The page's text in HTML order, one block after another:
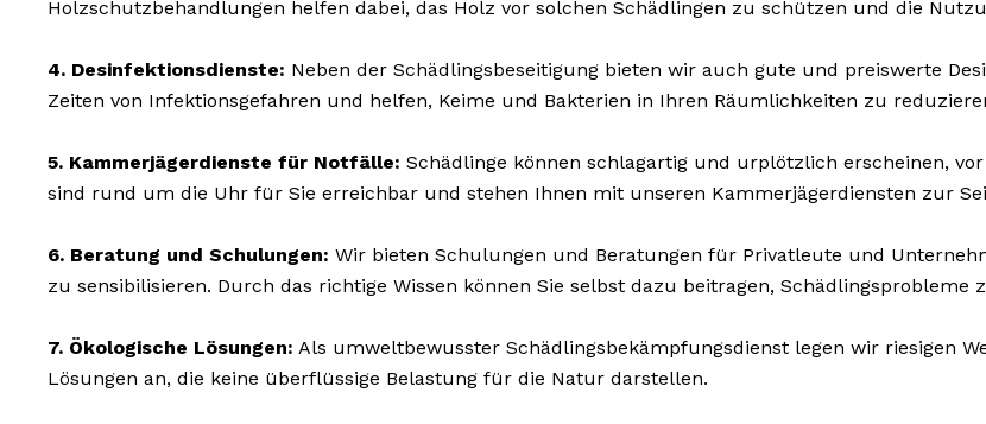
Holzschutzbehandlungen helfen dabei, das Holz vor solchen Schädlingen zu schützen und die
4. Desinfektionsdienste: Neben der Schädlingsbeseitigung bieten wir auch gute und preiswerte
Zeiten von Infektionsgefahren und helfen, Keime und Bakterien in Ihren Räumlichkeiten zu
5. Kammerjägerdienste für Notfälle: Schädlinge können schlagartig und urplötzlich erscheinen,
sind rund um die Uhr für Sie erreichbar und stehen Ihnen mit unseren Kammerjägerdiensten zur
6. Beratung und Schulungen: Wir bieten Schulungen und Beratungen für Privatleute und
zu sensibilisieren. Durch das richtige Wissen können Sie selbst dazu beitragen, Schädlingsprobleme
7. Ökologische Lösungen: Als umweltbewusster Schädlingsbekämpfungsdienst legen wir riesigen
Lösungen an, die keine überflüssige Belastung für die Natur darstellen.